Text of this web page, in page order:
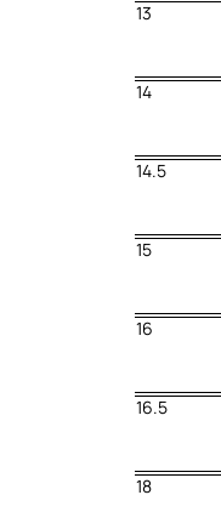
13
14
14.5
15
16
16.5
18